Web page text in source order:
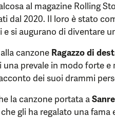
al magazine Rolling
dal 2020. Il loro è stato
e si augurano di diventare
canzone Ragazzo di
una prevale in modo forte e
dei suoi drammi
la canzone portata a
gli ha regalato una fama